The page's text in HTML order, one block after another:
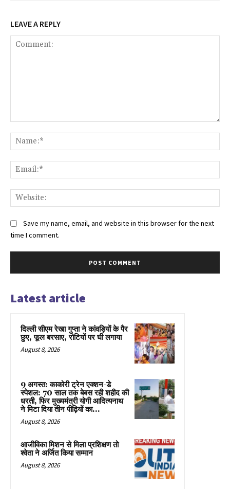
LEAVE A REPLY
Save my name, email, and website in this browser for the next
time I comment.
Latest article
दिल्ली सीएम रेखा गुप्ता ने कांवड़ियों के पैर
छुए, फूल बरसाए, रोटियों पर घी लगाया
August 8, 2026
9 अगस्त: काकोरी ट्रेन एक्शन-डे
स्पेशल: 70 साल तक बेबस रही शहीद की
धरती, फिर मुख्यमंत्री योगी आदित्यनाथ
ने मिटा दिया तीन पीढ़ियों का...
August 8, 2026
आजीविका मिशन से मिला प्रशिक्षण तो
श्वेता ने अर्जित किया सम्मान
August 8, 2026